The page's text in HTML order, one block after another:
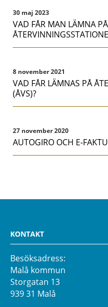
30 maj 2023
VAD FÅR MAN LÄMNA PÅ
8 november 2021
VAD FÅR LÄMNAS PÅ
(ÅVS)?
27 november 2020
AUTOGIRO OCH E-
KONTAKT
Besöksadress:
Malå kommun
Storgatan 13
939 31 Malå